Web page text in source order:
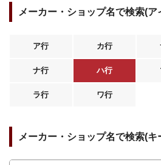
メーカー・ショップ名で検索(ア
ア行 カ行
ナ行 ハ行
ラ行 ワ行
メーカー・ショップ名で検索(キ